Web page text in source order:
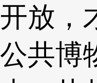
开放，
公共博